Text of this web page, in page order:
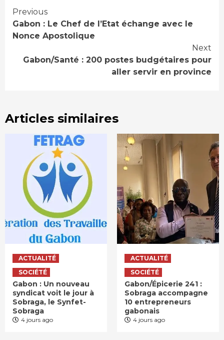
Continue
Reading
Previous
Gabon : Le Chef de l’Etat échange avec le
Nonce Apostolique
Next
Gabon/Santé : 200 postes budgétaires pour
aller servir en province
Articles similaires
ACTUALITÉ
SOCIÉTÉ
Gabon : Un nouveau
syndicat voit le jour à
Sobraga, le Synfet-
Sobraga
4 jours ago
ACTUALITÉ
SOCIÉTÉ
Gabon/Épicerie 241 :
Sobraga accompagne
10 entrepreneurs
gabonais
4 jours ago